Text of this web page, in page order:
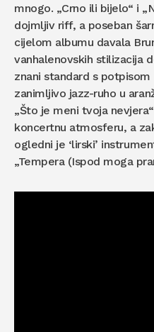
mnogo. „Crno ili bijelo“ i
dojmljiv riff, a poseban
cijelom albumu davala
vanhalenovskih stilizacija
znani standard s potpisom
zanimljivo jazz-ruho u
„Što je meni tvoja
koncertnu atmosferu, a
ogledni je ‘lirski’
„Tempera (Ispod moga